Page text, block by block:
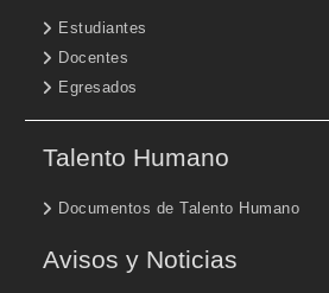
Estudiantes
Docentes
Egresados
Talento Humano
Documentos de Talento Humano
Avisos y Noticias